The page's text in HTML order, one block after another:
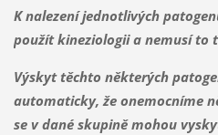
K nalezení jednotlivých
použít kineziologii a nemusí to
Výskyt těchto některých
automaticky, že onemocníme
se v dané skupině mohou